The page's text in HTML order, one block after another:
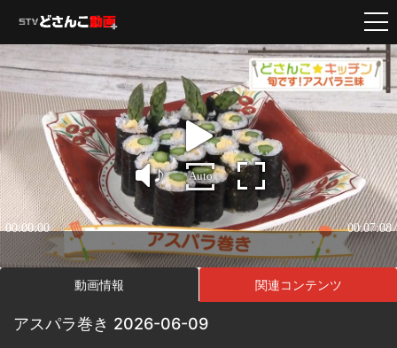
動画情報 関連コンテンツ
アスパラ巻き 2026-06-09